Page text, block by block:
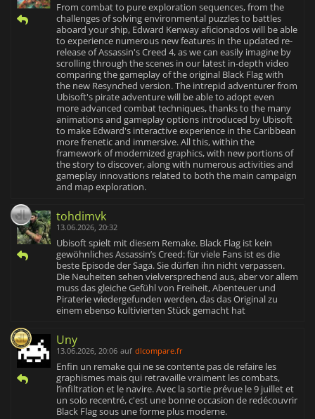
From combat to pure exploration sequences, from the
challenges of solving environmental puzzles to battles
aboard your ship, Edward Kenway aficionados will be able
to experience numerous new features in the updated re-
release of Assassin's Creed 4, as we can easily imagine by
scrolling through the scenes in our latest in-depth video
comparing the gameplay of the original Black Flag with
the new Resynched version. The intrepid adventurer from
Ubisoft's pirate adventure will be able to adopt even
more advanced combat techniques, thanks to the many
animations and gameplay options introduced by Ubisoft
to make Edward's interactive experience in the Caribbean
more frenetic and immersive. All this, within the
framework of modernized graphics, with new portions of
the story to discover, along with numerous activities and
gameplay innovations related to both the main campaign
and map exploration.
tohdimvk
13.06.2026, 20:32
Ubisoft spielt mit diesem Remake. Black Flag ist kein
gewöhnliches Assassin’s Creed: für viele Fans ist es die
beste Episode der Saga. Sie dürfen ihn nicht verpassen.
Die Neuheiten sehen vielversprechend aus, aber vor allem
muss das gleiche Gefühl von Freiheit, Abenteuer und
Piraterie wiedergefunden werden, das das Original zu
einem ebenso kultivierten Stück gemacht hat
Uny
13.06.2026, 20:06 auf dlcompare.fr
Enfin un remake qui ne se contente pas de refaire les
graphismes mais qui retravaille vraiment les combats,
l’infiltration et le navire. Avec la sortie prévue le 9 juillet et
un solo recentré, c'est une bonne occasion de redécouvrir
Black Flag sous une forme plus moderne.